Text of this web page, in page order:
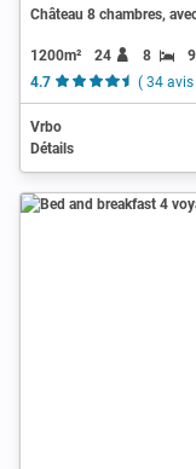
Château 8 chambres,
1200m² 24 8
9
4.7
( 34 avis
Vrbo
Détails